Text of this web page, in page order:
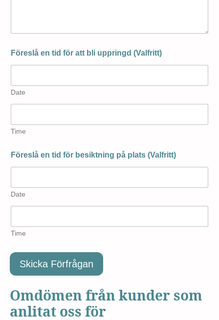
Föreslå en tid för att bli uppringd (Valfritt)
Date
Time
Föreslå en tid för besiktning på plats (Valfritt)
Date
Time
Skicka Förfrågan
Omdömen från kunder som
anlitat oss för